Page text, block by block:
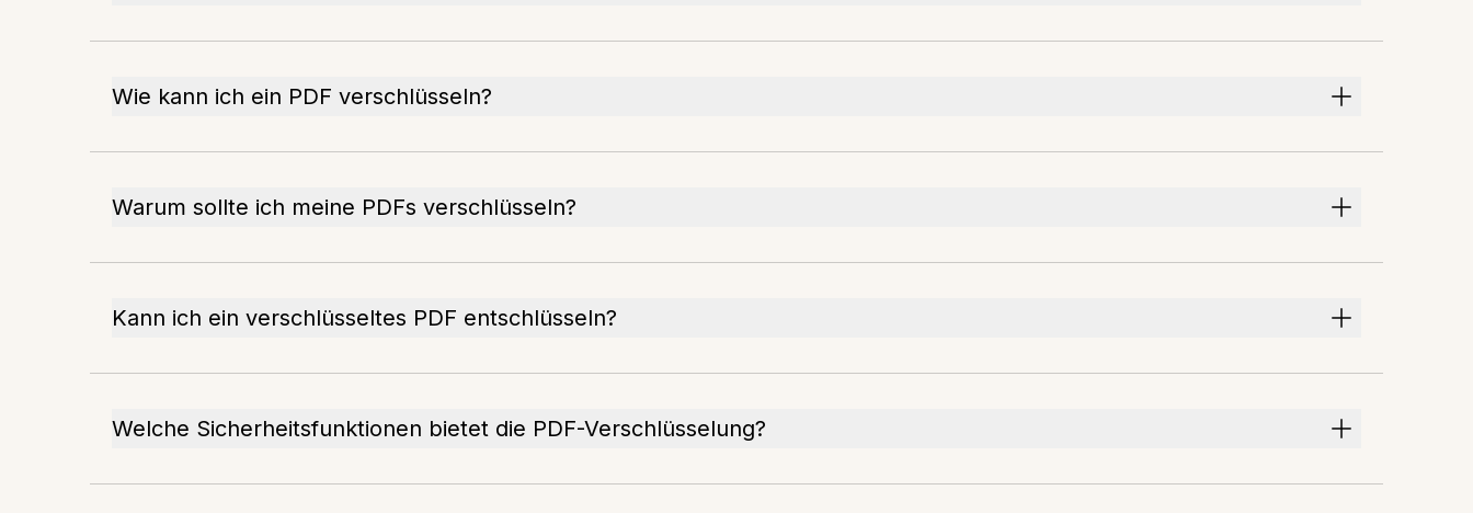
Wie kann ich ein PDF verschlüsseln?
Warum sollte ich meine PDFs verschlüsseln?
Kann ich ein verschlüsseltes PDF entschlüsseln?
Welche Sicherheitsfunktionen bietet die PDF-Verschlüsselung?